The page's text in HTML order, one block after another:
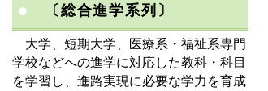
〔総合進学系列〕
大学、短期大学、医療系・福祉系専門
学校などへの進学に対応した教科・科目
を学習し、進路実現に必要な学力を育成